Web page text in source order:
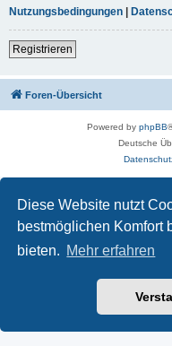
Diese Website nutzt
bestmöglichen Komfort
bieten. Mehr erfahren
Nutzungsbedingungen |
Registrieren
Foren-Übersicht
Powered by phpBB
Deutsche